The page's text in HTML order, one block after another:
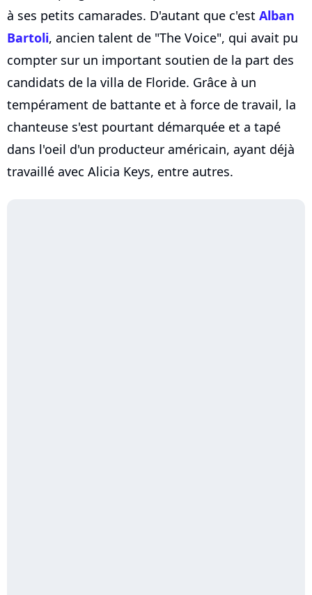
à ses petits camarades. D'autant que c'est Alban
Bartoli, ancien talent de "The Voice", qui avait pu
compter sur un important soutien de la part des
candidats de la villa de Floride. Grâce à un
tempérament de battante et à force de travail, la
chanteuse s'est pourtant démarquée et a tapé
dans l'oeil d'un producteur américain, ayant déjà
travaillé avec Alicia Keys, entre autres.